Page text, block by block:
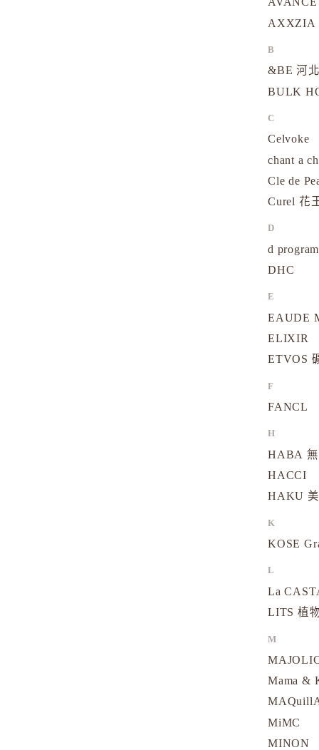
AXXZIA
B
&BE 河
BULK
C
Celvoke
chant a
Cle de
Curel 花
D
d
DHC
E
EAUDE
ELIXIR
ETVOS
F
FANCL
H
HABA
HACCI
HAKU
K
KOSE
L
La
LITS 植
M
Mama &
MiMC
MINON